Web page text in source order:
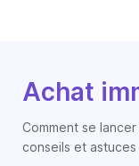
Achat
Comment se
conseils et astuces